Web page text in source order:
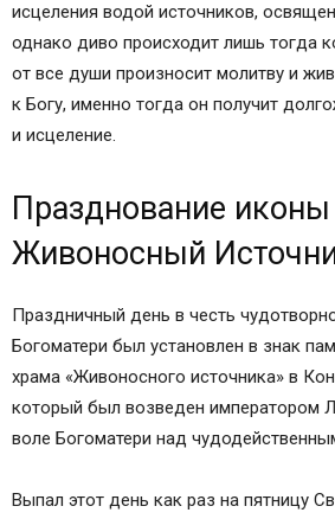
исцеления водой источников,
однако диво происходит лишь тогда
от все души произносит молитву и
к Богу, именно тогда он получит
и исцеление.
Празднование иконы
Живоносный
Праздничный день в честь
Богоматери был установлен в знак
храма «Живоносного источника» в
который был возведен императором
воле Богоматери над
Выпал этот день как раз на пятницу